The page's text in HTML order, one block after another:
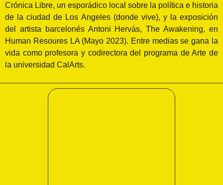
Crónica Libre, un esporádico local sobre la política e historia
de la ciudad de Los Angeles (donde vive), y la exposición
del artista barcelonés Antoni Hervás, The Awakening, en
Human Resoures LA (Mayo 2023). Entre medias se gana la
vida como profesora y codirectora del programa de Arte de
la universidad CalArts.